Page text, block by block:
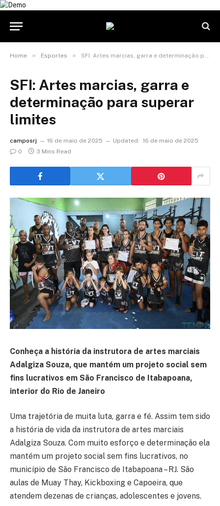
Home » Esportes » SFI: Artes marcias, garra e determinação para superar limites
SFI: Artes marcias, garra e
determinação para superar
limites
camposrj 16 de maio de 2025 Updated: 16 de maio de 2025
0
3 Mins Read
Conheça a história da instrutora de artes marciais
Adalgiza Souza, que mantém um projeto social sem
fins lucrativos em São Francisco de Itabapoana,
interior do Rio de Janeiro
Uma trajetória de muita luta, garra e fé. Assim tem sido
a história de vida da instrutora de artes marciais
Adalgiza Souza. Com muito esforço e determinação ela
mantém um projeto social sem fins lucrativos, no
município de São Francisco de Itabapoana – RJ. São
aulas de Muay Thay, Kickboxing e Capoeira, que
atendem dezenas de crianças, adolescentes e jovens.